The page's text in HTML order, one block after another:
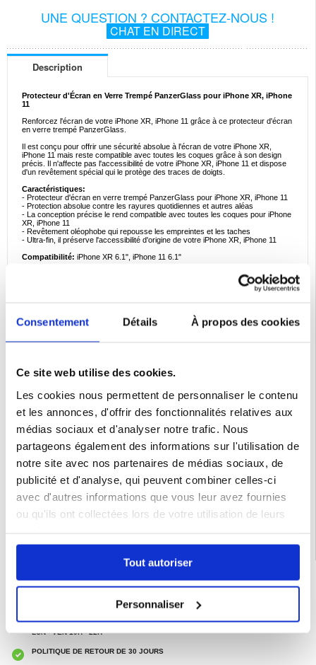
Consentement Détails À propos des cookies
Ce site web utilise des cookies.
Les cookies nous permettent de personnaliser le contenu
et les annonces, d'offrir des fonctionnalités relatives aux
médias sociaux et d'analyser notre trafic. Nous
partageons également des informations sur l'utilisation de
notre site avec nos partenaires de médias sociaux, de
publicité et d'analyse, qui peuvent combiner celles-ci
avec d'autres informations que vous leur avez fournies
ou qu'ils ont collectées lors de votre utilisation de leurs
Tout autoriser
Personnaliser
UNE QUESTION ? CONTACTEZ-NOUS !
CHAT EN DIRECT
Description
Protecteur d'Écran en Verre Trempé PanzerGlass pour iPhone XR, iPhone
11
Renforcez l'écran de votre iPhone XR, iPhone 11 grâce à ce protecteur d'écran
en verre trempé PanzerGlass.
Il est conçu pour offrir une sécurité absolue à l'écran de votre iPhone XR,
iPhone 11 mais reste compatible avec toutes les coques grâce à son design
précis. Il n'affecte pas l'accessibilité de votre iPhone XR, iPhone 11 et dispose
d'un revêtement spécial qui le protège des traces de doigts.
Caractéristiques:
- Protecteur d'écran en verre trempé PanzerGlass pour iPhone XR, iPhone 11
- Protection absolue contre les rayures quotidiennes et autres aléas
- La conception précise le rend compatible avec toutes les coques pour iPhone
XR, iPhone 11
- Revêtement oléophobe qui repousse les empreintes et les taches
- Ultra-fin, il préserve l'accessibilité d'origine de votre iPhone XR, iPhone 11
Compatibilité: iPhone XR 6.1", iPhone 11 6.1"
Accessoires téléphone
iPhone,Verre trempé iPhone 11
POUR LES MEMBRES DU CLUB24
CHAT EN DIRECT :
LUN - VEN 10H - 22H
POLITIQUE DE RETOUR DE 30 JOURS